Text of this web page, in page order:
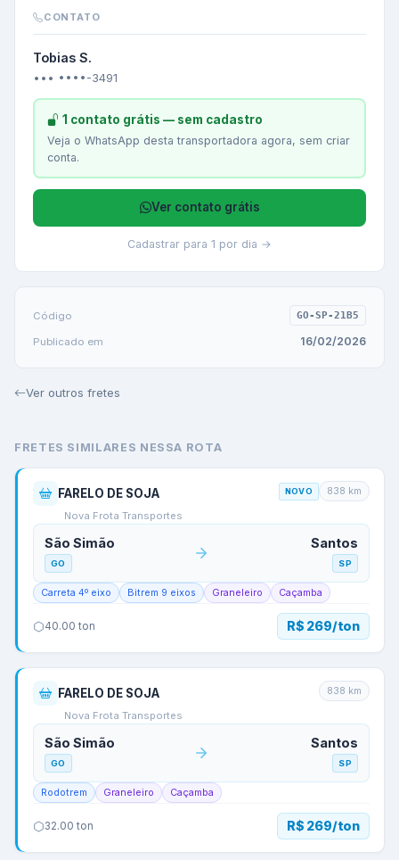
CONTATO
Tobias S.
••• ••••-3491
1 contato grátis — sem cadastro
Veja o WhatsApp desta transportadora agora, sem criar
conta.
Ver contato grátis
Cadastrar para 1 por dia →
Código GO-SP-21B5
Publicado em 16/02/2026
Ver outros fretes
FRETES SIMILARES NESSA ROTA
FARELO DE SOJA
Nova Frota Transportes
NOVO 838 km
São Simão
GO
Santos
SP
Carreta 4º eixo Bitrem 9 eixos Graneleiro Caçamba
40.00 ton R$ 269/ton
FARELO DE SOJA
Nova Frota Transportes
838 km
São Simão
GO
Santos
SP
Rodotrem Graneleiro Caçamba
32.00 ton R$ 269/ton